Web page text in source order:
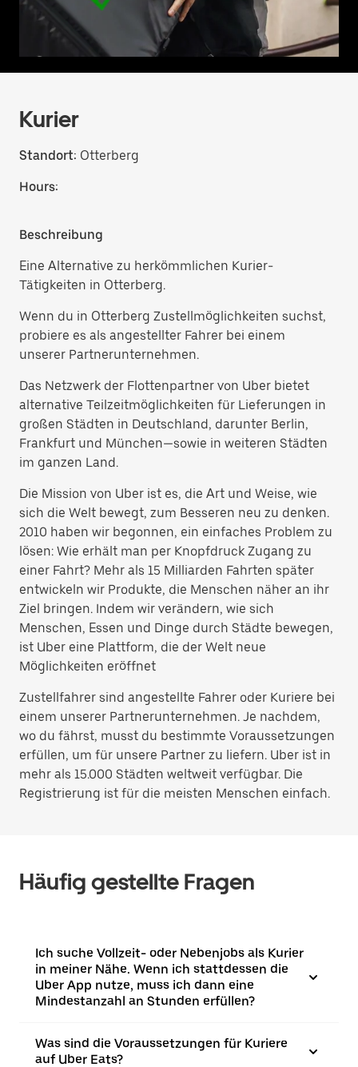
Kurier
Standort: Otterberg
Hours:
Beschreibung
Eine Alternative zu herkömmlichen Kurier-
Tätigkeiten in Otterberg.
Wenn du in Otterberg Zustellmöglichkeiten suchst,
probiere es als angestellter Fahrer bei einem
unserer Partnerunternehmen.
Das Netzwerk der Flottenpartner von Uber bietet
alternative Teilzeitmöglichkeiten für Lieferungen in
großen Städten in Deutschland, darunter Berlin,
Frankfurt und München—sowie in weiteren Städten
im ganzen Land.
Die Mission von Uber ist es, die Art und Weise, wie
sich die Welt bewegt, zum Besseren neu zu denken.
2010 haben wir begonnen, ein einfaches Problem zu
lösen: Wie erhält man per Knopfdruck Zugang zu
einer Fahrt? Mehr als 15 Milliarden Fahrten später
entwickeln wir Produkte, die Menschen näher an ihr
Ziel bringen. Indem wir verändern, wie sich
Menschen, Essen und Dinge durch Städte bewegen,
ist Uber eine Plattform, die der Welt neue
Möglichkeiten eröffnet
Zustellfahrer sind angestellte Fahrer oder Kuriere bei
einem unserer Partnerunternehmen. Je nachdem,
wo du fährst, musst du bestimmte Voraussetzungen
erfüllen, um für unsere Partner zu liefern. Uber ist in
mehr als 15.000 Städten weltweit verfügbar. Die
Registrierung ist für die meisten Menschen einfach.
Häufig gestellte Fragen
Ich suche Vollzeit- oder Nebenjobs als Kurier
in meiner Nähe. Wenn ich stattdessen die
Uber App nutze, muss ich dann eine
Mindestanzahl an Stunden erfüllen?
Was sind die Voraussetzungen für Kuriere
auf Uber Eats?